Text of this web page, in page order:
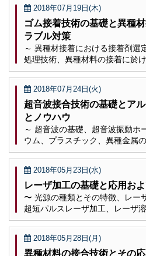
2018年07月19日(木)
ゴム接着技術の基礎と異種
ラブル対策
～ 異種材接着における接着剤選
処理技術、異種材料の接着に於
2018年07月24日(火)
超音波接合技術の基礎とア
とノウハウ
～ 超音波の基礎、超音波振動ホ
ウム、プラスチック、異種金属
2018年05月23日(水)
レーザ加工の基礎と応用お
〜 光源の種類とその特徴、レー
超短パルスレーザ加工、レーザ
2018年05月28日(月)
異種材料の接合技術とその